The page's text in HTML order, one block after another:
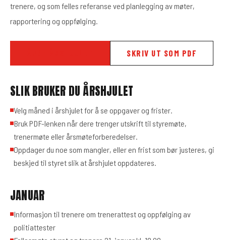
trenere, og som felles referanse ved planlegging av møter,
rapportering og oppfølging.
SKRIV UT SOM PDF
SLIK BRUKER DU ÅRSHJULET
Velg måned i årshjulet for å se oppgaver og frister.
Bruk PDF-lenken når dere trenger utskrift til styremøte,
trenermøte eller årsmøteforberedelser.
Oppdager du noe som mangler, eller en frist som bør justeres, gi
beskjed til styret slik at årshjulet oppdateres.
JANUAR
Informasjon til trenere om trenerattest og oppfølging av
politiattester